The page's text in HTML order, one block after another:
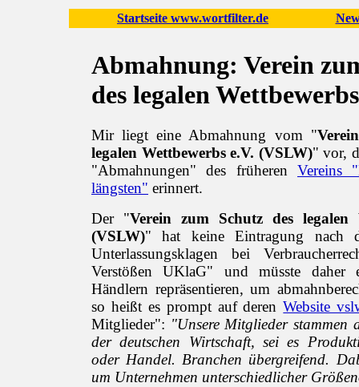
Startseite www.wortfilter.de
Abmahnung: Verein
des legalen
Mir liegt eine Abmahnung vom "
legalen Wettbewerbs e.V. (VSLW)" vor,
"Abmahnungen" des früheren Vereins
längsten" erinnert.
Der "Verein zum Schutz des legalen
(VSLW)" hat keine Eintragung nach
Unterlassungsklagen bei
Verstößen UKlaG" und müsste daher
Händlern repräsentieren, um
so heißt es prompt auf derenWebsite
Mitglieder": "Unsere Mitglieder stammen
der deutschen Wirtschaft, sei es
oder Handel. Branchen übergreifend.
um Unternehmen unterschiedlicher